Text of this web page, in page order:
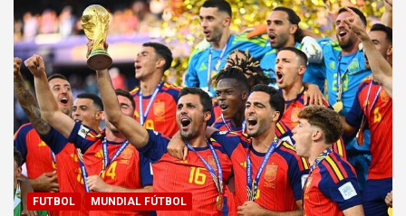
FUTBOL MUNDIAL FÚTBOL